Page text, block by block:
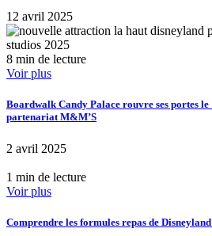
12 avril 2025
8 min de lecture
Voir plus
Boardwalk Candy Palace rouvre ses portes
partenariat M&M’S
2 avril 2025
1 min de lecture
Voir plus
Comprendre les formules repas de